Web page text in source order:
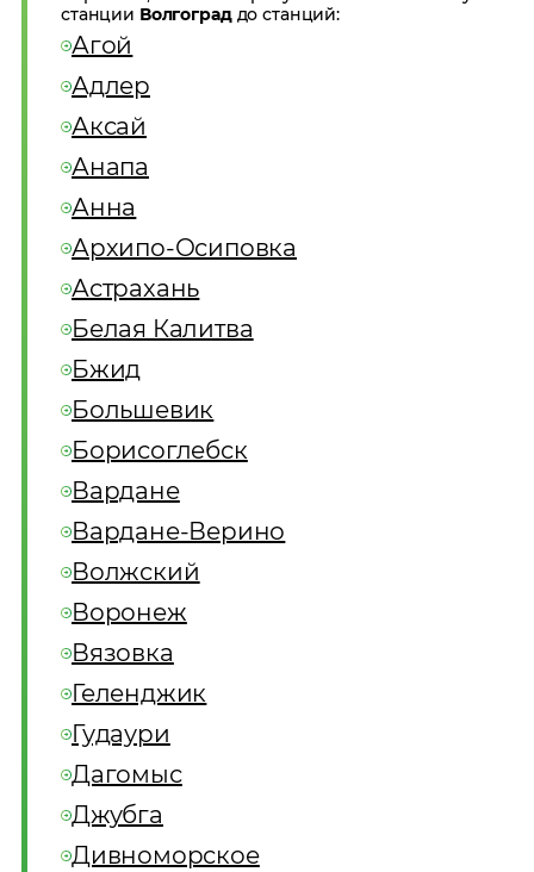
станции Волгограддо станций:
Агой
Адлер
Аксай
Анапа
Анна
Архипо-Осиповка
Астрахань
Белая Калитва
Бжид
Большевик
Борисоглебск
Вардане
Вардане-Верино
Волжский
Воронеж
Вязовка
Геленджик
Гудаури
Дагомыс
Джубга
Дивноморское